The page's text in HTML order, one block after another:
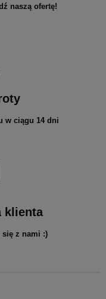
naszą ofertę!
w ciągu 14 dni
klienta
się z nami :)